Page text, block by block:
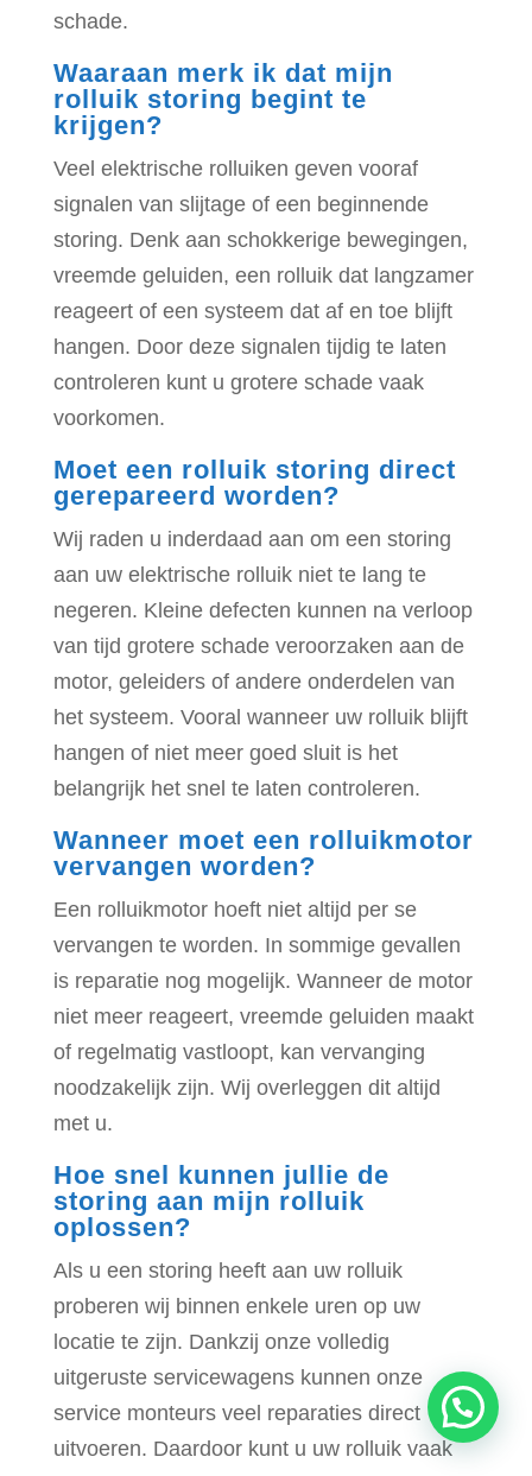
schade.
Waaraan merk ik dat mijn
rolluik storing begint te
krijgen?
Veel elektrische rolluiken geven vooraf
signalen van slijtage of een beginnende
storing. Denk aan schokkerige bewegingen,
vreemde geluiden, een rolluik dat langzamer
reageert of een systeem dat af en toe blijft
hangen. Door deze signalen tijdig te laten
controleren kunt u grotere schade vaak
voorkomen.
Moet een rolluik storing direct
gerepareerd worden?
Wij raden u inderdaad aan om een storing
aan uw elektrische rolluik niet te lang te
negeren. Kleine defecten kunnen na verloop
van tijd grotere schade veroorzaken aan de
motor, geleiders of andere onderdelen van
het systeem. Vooral wanneer uw rolluik blijft
hangen of niet meer goed sluit is het
belangrijk het snel te laten controleren.
Wanneer moet een rolluikmotor
vervangen worden?
Een rolluikmotor hoeft niet altijd per se
vervangen te worden. In sommige gevallen
is reparatie nog mogelijk. Wanneer de motor
niet meer reageert, vreemde geluiden maakt
of regelmatig vastloopt, kan vervanging
noodzakelijk zijn. Wij overleggen dit altijd
met u.
Hoe snel kunnen jullie de
storing aan mijn rolluik
oplossen?
Als u een storing heeft aan uw rolluik
proberen wij binnen enkele uren op uw
locatie te zijn. Dankzij onze volledig
uitgeruste servicewagens kunnen onze
service monteurs veel reparaties direct
uitvoeren. Daardoor kunt u uw rolluik vaak